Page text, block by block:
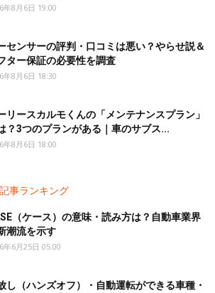
年8月6日 19:00
センサーの評判・口コミは悪い？やらせ説＆
ター保証の必要性を調査
年8月6日 18:30
リースカルモくんの「メンテナンスプラン」
？3つのプランがある｜車のサブス...
年8月6日 18:00
事ランキング
（ケース）の意味・読み方は？自動車業界
潮流を示す
年6月25日 05:00
し（ハンズオフ）・自動運転ができる車種・